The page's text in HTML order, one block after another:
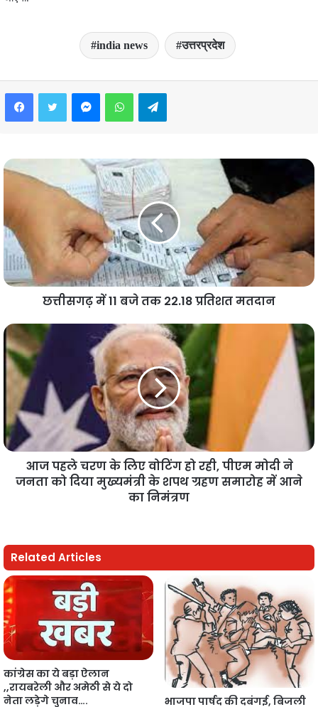
india news उत्तरप्रदेश
FacebookTwitter MessengerWhatsAppTelegram
छत्तीसगढ़ में 11 बजे तक 22.18 प्रतिशत मतदान
आज पहले चरण के लिए वोटिंग हो रही, पीएम मोदी ने
जनता को दिया मुख्यमंत्री के शपथ ग्रहण समारोह में आने
का निमंत्रण
Related Articles
कांग्रेस का ये बड़ा ऐलान
,,रायबरेली और अमेठी से ये दो
नेता लड़ेगे चुनाव….
भाजपा पार्षद की दबंगई, बिजली